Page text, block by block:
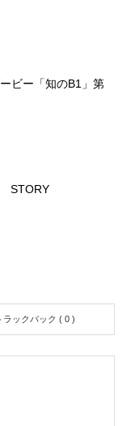
ビー「知のB1」第
STORY
ラックバック ( 0 )